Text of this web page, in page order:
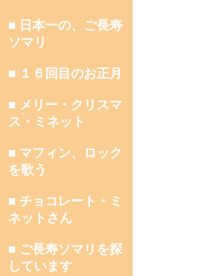
■ 日本一の、ご長寿
ソマリ
■ １６回目のお正月
■ メリー・クリスマ
ス・ミネット
■ マフィン、ロック
を歌う
■ チョコレート・ミ
ネットさん
■ ご長寿ソマリを探
しています